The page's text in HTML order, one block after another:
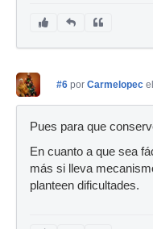
#6 por Carmelopec
Pues para que
En cuanto a que sea
más si lleva
planteen dificultades.